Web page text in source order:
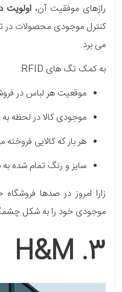
رازهای موفقیت آن،اولویت
می برد.
به کمک تگ های RFID:
موقعیت هر لباس در
موجودی کالا در لحظه
هر بار که کالایی
سایز و رنگ تمام شده
زارا امروز در صدها
موجودی خود را به شکل
3. H&M